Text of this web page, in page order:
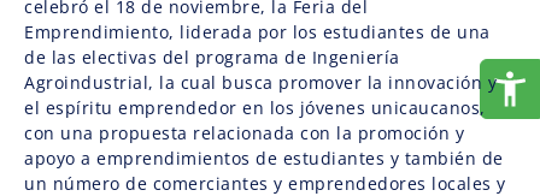
celebró el 18 de noviembre, la Feria del
Emprendimiento, liderada por los estudiantes de una
de las electivas del programa de Ingeniería
Agroindustrial, la cual busca promover la innovación y
el espíritu emprendedor en los jóvenes unicaucanos,
con una propuesta relacionada con la promoción y
apoyo a emprendimientos de estudiantes y también de
un número de comerciantes y emprendedores locales y